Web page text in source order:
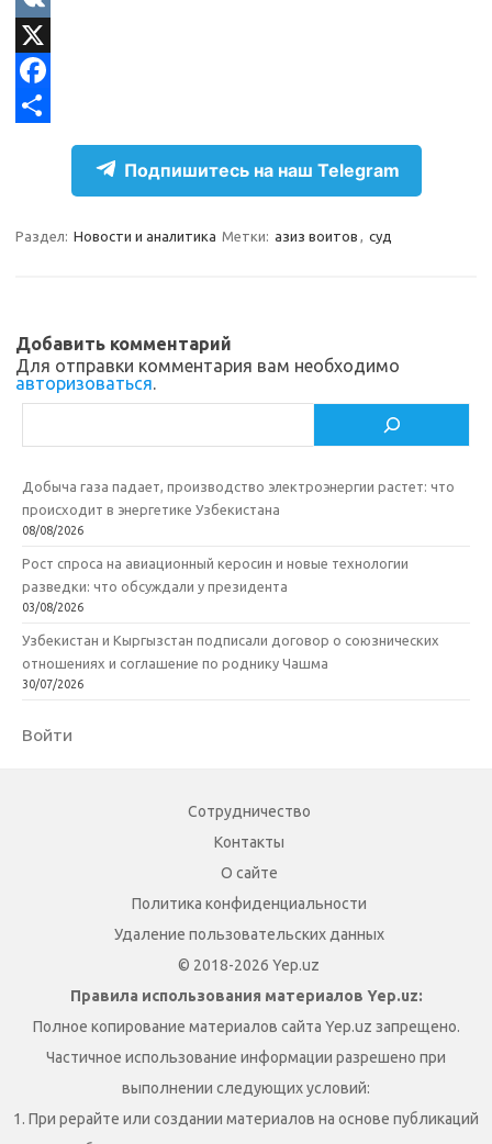
e
g
d
n
o
s
i
k
V
KX
F
b
k
р
и
т
Подпишитесь на наш Telegram
Раздел: Новости и аналитика Метки: азиз воитов , суд
Добавить комментарий
Для отправки комментария вам необходимо
авторизоваться.
Добыча газа падает, производство электроэнергии растет: что
происходит в энергетике Узбекистана
08/08/2026
Рост спроса на авиационный керосин и новые технологии
разведки: что обсуждали у президента
03/08/2026
Узбекистан и Кыргызстан подписали договор о союзнических
отношениях и соглашение по роднику Чашма
30/07/2026
Войти
Сотрудничество
Контакты
О сайте
Политика конфиденциальности
Удаление пользовательских данных
© 2018-2026 Yep.uz
Правила использования материалов Yep.uz:
Полное копирование материалов сайта Yep.uz запрещено.
Частичное использование информации разрешено при
выполнении следующих условий:
1. При рерайте или создании материалов на основе публикаций